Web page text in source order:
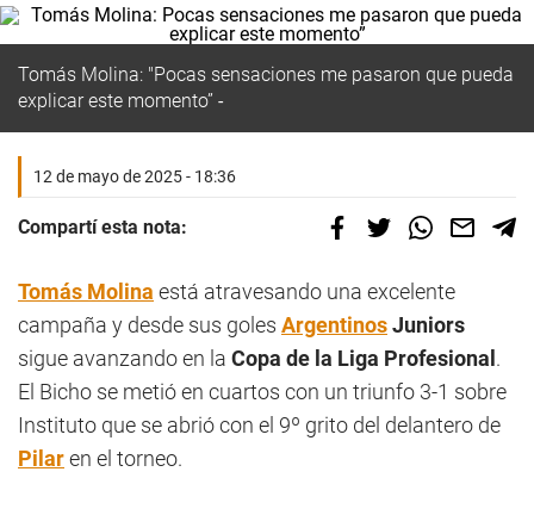
Tomás Molina: "Pocas sensaciones me pasaron que pueda
explicar este momento”
12 de mayo de 2025 - 18:36
Compartí esta nota:
Tomás Molina está atravesando una excelente
campaña y desde sus goles ArgentinosJuniors
sigue avanzando en la Copa de la Liga Profesional .
El Bicho se metió en cuartos con un triunfo 3-1 sobre
Instituto que se abrió con el 9º grito del delantero de
Pilaren el torneo.